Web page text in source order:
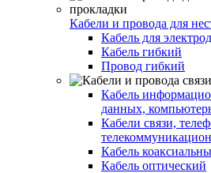
Кабели и провода для
Кабель для
Кабель гибкий
Провод гибкий
Кабель
данных,
Кабели связи,
Кабель
Кабель оптический